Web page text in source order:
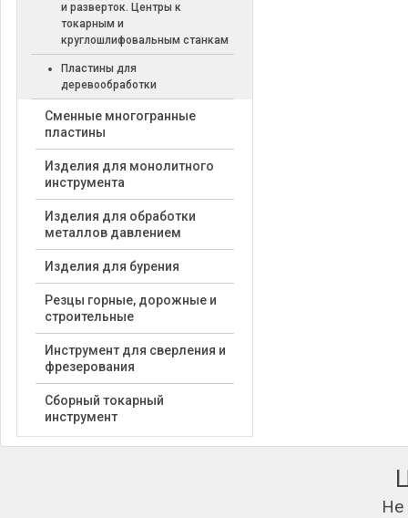
и разверток. Центры к
токарным и
круглошлифовальным станкам
Пластины для
деревообработки
Cменные многогранные
пластины
Изделия для монолитного
инструмента
Изделия для обработки
металлов давлением
Изделия для бурения
Резцы горные, дорожные и
строительные
Инструмент для сверления и
фрезерования
Сборный токарный
инструмент
Не